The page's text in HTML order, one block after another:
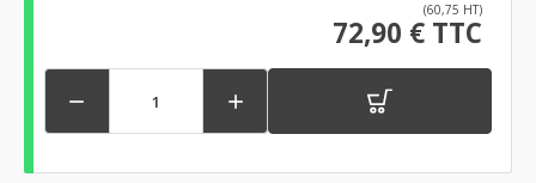
(60,75 HT)
72,90 € TTC
 